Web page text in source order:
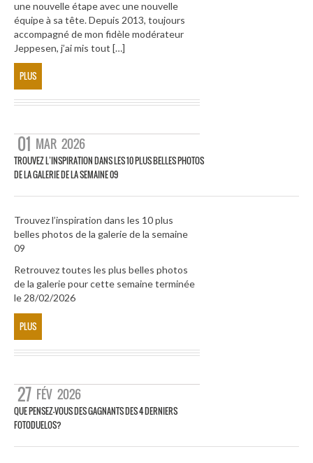
une nouvelle étape avec une nouvelle
équipe à sa tête. Depuis 2013, toujours
accompagné de mon fidèle modérateur
Jeppesen, j’ai mis tout […]
PLUS
01 MAR 2026
TROUVEZ L’INSPIRATION DANS LES 10 PLUS BELLES PHOTOS
DE LA GALERIE DE LA SEMAINE 09
Trouvez l’inspiration dans les 10 plus
belles photos de la galerie de la semaine
09
Retrouvez toutes les plus belles photos
de la galerie pour cette semaine terminée
le 28/02/2026
PLUS
27 FÉV 2026
QUE PENSEZ-VOUS DES GAGNANTS DES 4 DERNIERS
FOTODUELOS?